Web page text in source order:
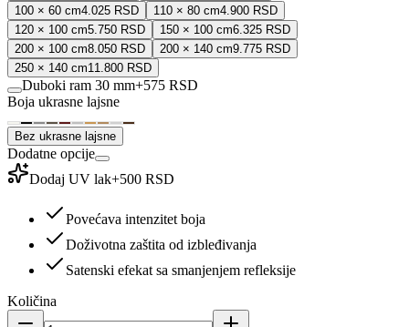
100 × 60 cm4.025 RSD 110 × 80 cm4.900 RSD
120 × 100 cm5.750 RSD 150 × 100 cm6.325 RSD
200 × 100 cm8.050 RSD 200 × 140 cm9.775 RSD
250 × 140 cm11.800 RSD
Duboki ram 30 mm+575 RSD
Boja ukrasne lajsne
Bez ukrasne lajsne
Dodatne opcije
Dodaj UV lak+500 RSD
Povećava intenzitet boja
Doživotna zaštita od izbleđivanja
Satenski efekat sa smanjenjem refleksije
Količina